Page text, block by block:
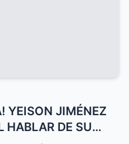
YEISON JIMÉNEZ
HABLAR DE SU